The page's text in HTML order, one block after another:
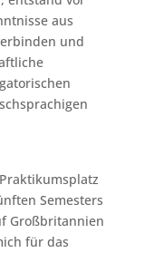
aus
und
Semesters
Großbritannien
für das